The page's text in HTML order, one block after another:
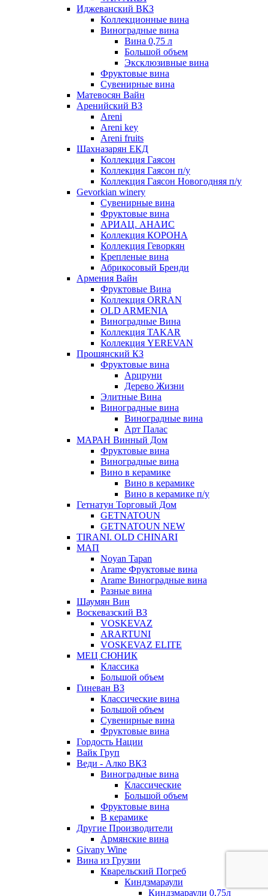
Иджеванский ВКЗ
Коллекционные вина
Виноградные вина
Вина 0,75 л
Большой объем
Эксклюзивные вина
Фруктовые вина
Cувенирные вина
Матевосян Вайн
Аренийский ВЗ
Areni
Areni key
Areni fruits
Шахназарян ЕКД
Коллекция Гаясон
Коллекция Гаясон п/у
Коллекция Гаясон Новогодняя п/у
Gevorkian winery
Сувенирные вина
Фруктовые вина
АРИАЦ. АНАИС
Коллекция КОРОНА
Коллекция Геворкян
Крепленые вина
Абрикосовый Бренди
Армения Вайн
Фруктовые Вина
Коллекция ORRAN
OLD ARMENIA
Виноградные Вина
Коллекция TAKAR
Коллекция YEREVAN
Прошянский КЗ
Фруктовые вина
Арцруни
Дерево Жизни
Элитные Вина
Виноградные вина
Виноградные вина
Арт Палас
МАРАН Винный Дом
Фруктовые вина
Виноградные вина
Вино в керамике
Вино в керамике
Вино в керамике п/у
Гетнатун Торговый Дом
GETNATOUN
GETNATOUN NEW
TIRANI. OLD CHINARI
МАП
Noyan Tapan
Arame Фруктовые вина
Arame Виноградные вина
Разные вина
Шаумян Вин
Воскевазский ВЗ
VOSKEVAZ
ARARTUNI
VOSKEVAZ ELITE
МЕЦ СЮНИК
Классика
Большой объем
Гиневан ВЗ
Классические вина
Большой объем
Сувенирные вина
Фруктовые вина
Гордость Нации
Вайк Груп
Веди - Алко ВКЗ
Виноградные вина
Классические
Большой объем
Фруктовые вина
В керамике
Другие Производители
Армянские вина
Givany Wine
Вина из Грузии
Кварельский Погреб
Киндзмараули
Киндзмараули 0,75л